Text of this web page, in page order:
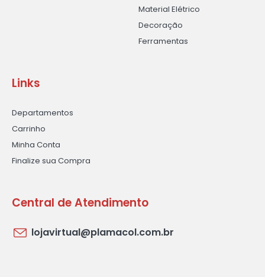
Material Elétrico
Decoração
Ferramentas
Links
Departamentos
Carrinho
Minha Conta
Finalize sua Compra
Central de Atendimento
lojavirtual@plamacol.com.br